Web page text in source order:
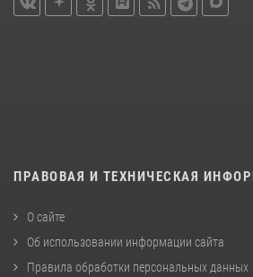
ПРАВОВАЯ И ТЕХНИЧЕСКАЯ
О сайте
Об использовании информации сайта
Правила обработки персональных данных